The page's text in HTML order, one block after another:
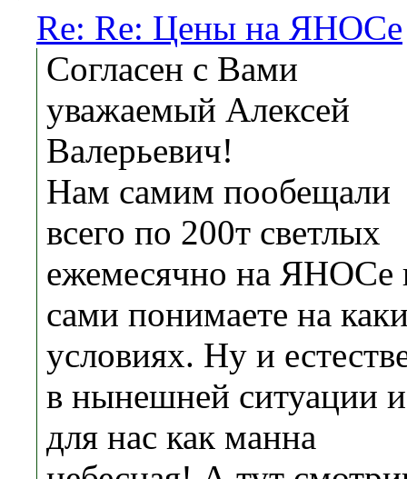
Re: Re: Цены на ЯНОСе
Согласен с Вами
уважаемый Алексей
Валерьевич!
Нам самим пообещали
всего по 200т светлых
ежемесячно на ЯНОСе
сами понимаете на
условиях. Ну и
в нынешней ситуации
для нас как манна